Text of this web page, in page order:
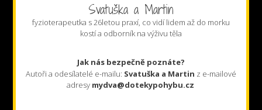
Svatuška a Martin
fyzioterapeutka s 26letou praxí, co vidí lidem až do morku
kostí a odborník na výživu těla
Jak nás bezpečně poznáte?
Autoři a odesílatelé e-mailu: Svatuška a Martin z e-mailové
adresy mydva@dotekypohybu.cz